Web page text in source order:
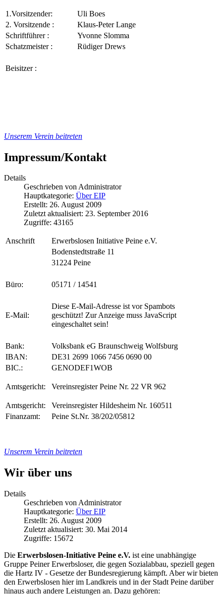
1.Vorsitzender:
Uli Boes
2. Vorsitzende :
Klaus-Peter Lange
Schriftführer :
Yvonne Slomma
Schatzmeister :
Rüdiger Drews
Beisitzer :
Unserem Verein beitreten
Impressum/Kontakt
Details
Geschrieben vonAdministrator
Hauptkategorie: Über EIP
Erstellt: 26. August 2009
Zuletzt aktualisiert: 23. September 2016
Zugriffe: 43165
Anschrift
Erwerbslosen Initiative Peine e.V.
Bodenstedtstraße 11
31224 Peine
Büro: 05171 / 14541
E-Mail:
Diese E-Mail-Adresse ist vor Spambots
geschützt! Zur Anzeige muss JavaScript
eingeschaltet sein!
Bank:
Volksbank eG Braunschweig Wolfsburg
IBAN:
DE31 2699 1066 7456 0690 00
BIC.:
GENODEF1WOB
Amtsgericht: Vereinsregister Peine Nr. 22 VR 962
Amtsgericht:
Vereinsregister Hildesheim Nr. 160511
Finanzamt:
Peine St.Nr. 38/202/05812
Unserem Verein beitreten
Wir über uns
Details
Geschrieben von Administrator
Hauptkategorie: Über EIP
Erstellt: 26. August 2009
Zuletzt aktualisiert: 30. Mai 2014
Zugriffe: 15672
Die Erwerbslosen-Initiative Peine e.V. ist eine unabhängige
Gruppe Peiner Erwerbsloser, die gegen Sozialabbau, speziell gegen
die Hartz IV - Gesetze der Bundesregierung kämpft. Aber wir bieten
den Erwerbslosen hier im Landkreis und in der Stadt Peine darüber
hinaus auch andere Leistungen an. Dazu gehören: